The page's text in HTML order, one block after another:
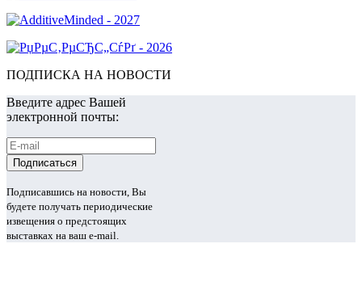
ПОДПИСКА НА НОВОСТИ
Введите адрес Вашей
электронной почты:
Подписавшись на новости, Вы
будете получать периодические
извещения о предстоящих
выставках на ваш e-mail.